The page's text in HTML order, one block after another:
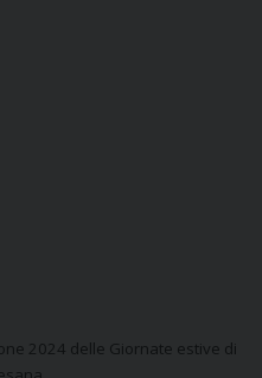
2024 delle Giornate estive di